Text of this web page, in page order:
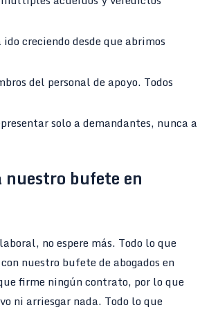
creciendo desde que abrimos
del personal de apoyo. Todos
solo a demandantes, nunca a
bufete en
no espere más. Todo lo que
nuestro bufete de abogados en
firme ningún contrato, por lo que
ni arriesgar nada. Todo lo que